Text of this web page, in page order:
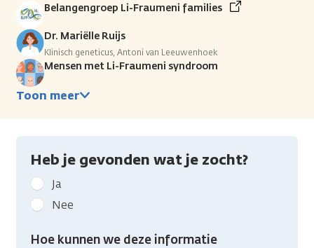
Belangengroep Li-Fraumeni families
Dr. Mariëlle Ruijs
Klinisch geneticus, Antoni van Leeuwenhoek
Mensen met Li-Fraumeni syndroom
Toon meer
Heb je gevonden wat je zocht?
Geef
kanker.nl
feedback:
Heb
Ja
Nee
Hoe kunnen we deze informatie